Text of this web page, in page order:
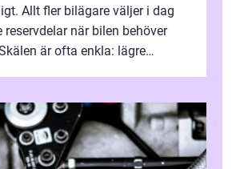
Allt fler bilägare väljer i dag
reservdelar när bilen behöver
är ofta enkla: lägre